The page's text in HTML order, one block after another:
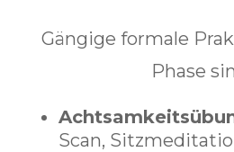
Gängige formale
Phase
Scan,